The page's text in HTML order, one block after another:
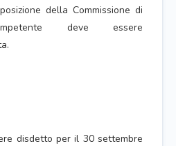
della Commissione di
deve essere
disdetto per il 30 settembre